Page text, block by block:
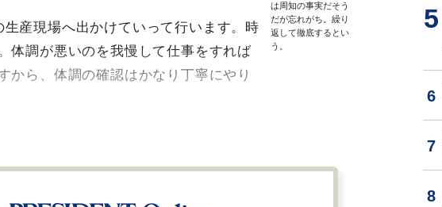
は周知の事実だそう
だが忘れがち。繰り
返して徹底するとい
う。
生産現場へ出かけていって行います。時
体調が悪いのを我慢して仕事をすれば
から、体調の確認はかなり丁寧にやり